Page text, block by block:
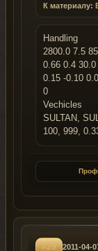
К материалу:
Handling
2800.0 7.5
0.66 0.4
0.15 -0.10
0
Vechicles
SULTAN,
100, 999,
#29 2011-04-